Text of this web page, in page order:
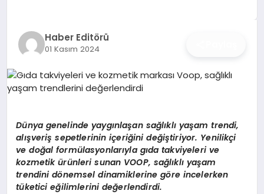
ANA DEMO
TEKNOLOJI
KRIPTO PARA
GEZI & SEYAHAT
Haber Editörü
01 Kasım 2024
Dünya genelinde yaygınlaşan sağlıklı yaşam trendi,
alışveriş sepetlerinin içeriğini değiştiriyor. Yenilikçi
ve doğal formülasyonlarıyla gıda takviyeleri ve
kozmetik ürünleri sunan VOOP, sağlıklı yaşam
trendini dönemsel dinamiklerine göre incelerken
tüketici eğilimlerini değerlendirdi.